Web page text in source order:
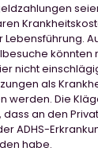
Lebensführung.
könnten
nicht
als
werden. Die
an den
ADHS-
habe.